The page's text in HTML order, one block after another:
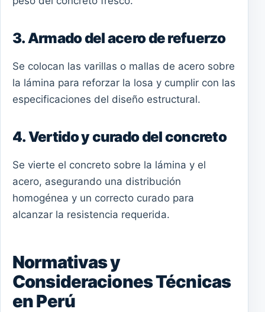
3. Armado del acero de refuerzo
Se colocan las varillas o mallas de acero sobre
la lámina para reforzar la losa y cumplir con las
especificaciones del diseño estructural.
4. Vertido y curado del concreto
Se vierte el concreto sobre la lámina y el
acero, asegurando una distribución
homogénea y un correcto curado para
alcanzar la resistencia requerida.
Normativas y
Consideraciones Técnicas
en Perú